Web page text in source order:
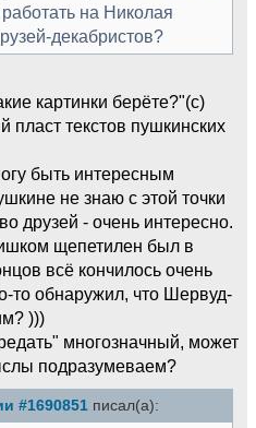
на Николая
декабристов?
картинки берёте?"(с)
пласт текстов пушкинских
быть интересным
не знаю с этой точки
друзей - очень интересно.
щепетилен был в
всё кончилось очень
то обнаружил, что Шервуд-
)))
многозначный, может
подразумеваем?
#1690851 писал(а):